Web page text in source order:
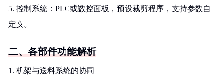
5. 控制系统：PLC或数控面板，预设裁剪程序，支持参数自
定义。
二、各部件功能解析
1. 机架与送料系统的协同